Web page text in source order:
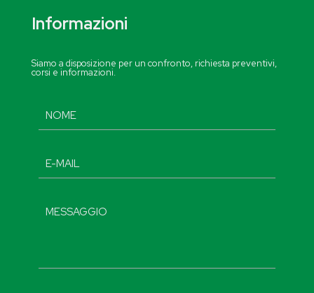
Informazioni
Siamo a disposizione per un confronto, richiesta preventivi,
corsi e informazioni.